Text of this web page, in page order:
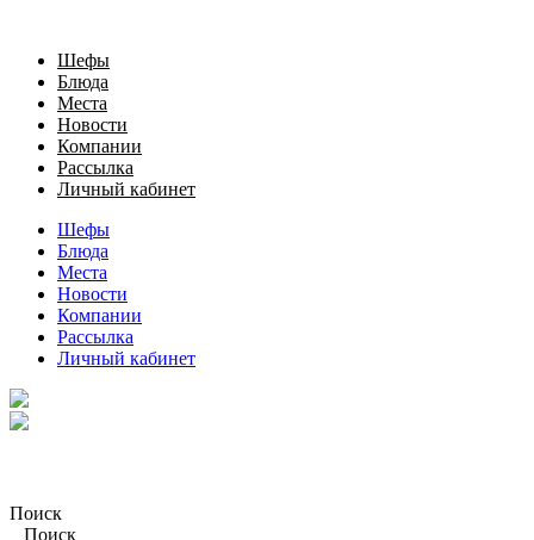
Шефы
Блюда
Места
Новости
Компании
Рассылка
Личный кабинет
Шефы
Блюда
Места
Новости
Компании
Рассылка
Личный кабинет
Поиск
Поиск